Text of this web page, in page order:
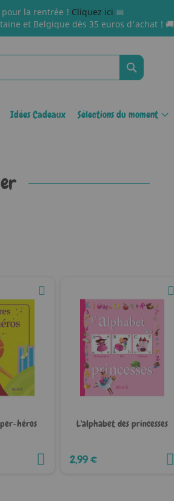
pour la rentrée ! Cliquez ici 📅
et Belgique dès 35 euros d'achat ! 🚚
Rechercher
Idées Cadeaux Sélections du moment
héros L'alphabet des princesses
2,99 €